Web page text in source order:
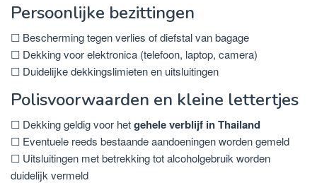
Persoonlijke bezittingen
☐ Bescherming tegen verlies of diefstal van bagage
☐ Dekking voor elektronica (telefoon, laptop, camera)
☐ Duidelijke dekkingslimieten en uitsluitingen
Polisvoorwaarden en kleine lettertjes
☐ Dekking geldig voor hetgehele verblijf in Thailand
☐ Eventuele reeds bestaande aandoeningen worden gemeld
☐ Uitsluitingen met betrekking tot alcoholgebruik worden
duidelijk vermeld